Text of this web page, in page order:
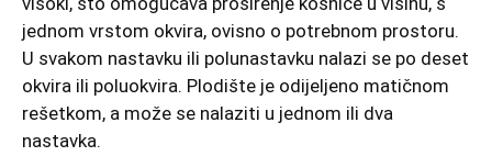
jednom vrstom okvira, ovisno o potrebnom prostoru.
U svakom nastavku ili polunastavku nalazi se po deset
okvira ili poluokvira. Plodište je odijeljeno matičnom
rešetkom, a može se nalaziti u jednom ili dva
nastavka.